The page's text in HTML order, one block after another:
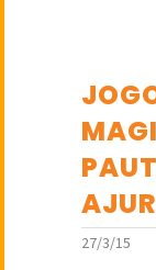
27/3/15